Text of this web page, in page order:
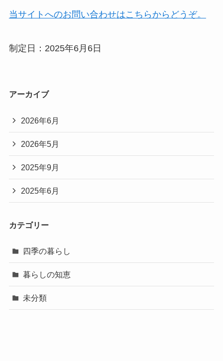
当サイトへのお問い合わせはこちらからどうぞ。
制定日：2025年6月6日
アーカイブ
2026年6月
2026年5月
2025年9月
2025年6月
カテゴリー
四季の暮らし
暮らしの知恵
未分類